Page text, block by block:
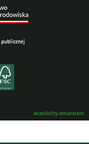
accesibility-declaration